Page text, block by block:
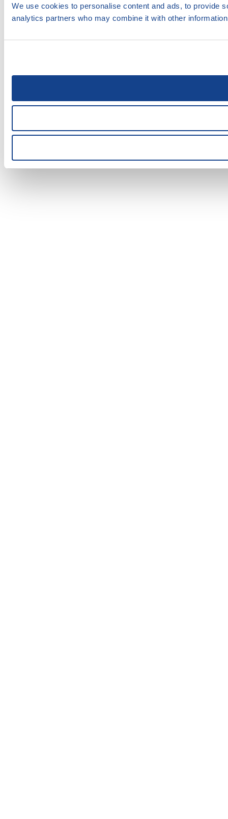
We use cookies to personalise content and ads, to provide
analytics partners who may combine it with other